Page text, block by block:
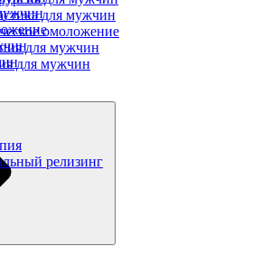
для мужчин
омоложение
для мужчин
для мужчин
релизинг